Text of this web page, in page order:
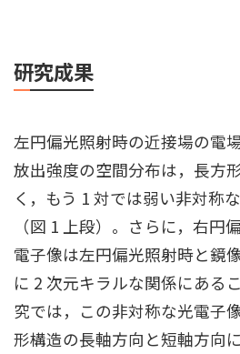
研究成果
左円偏光照射時の近接場の電
放出強度の空間分布は，長方
く，もう 1 対では弱い非対称
（図 1 上段）。さらに，右円
電子像は左円偏光照射時と鏡
に 2 次元キラルな関係にある
究では，この非対称な光電子
形構造の長軸方向と短軸方向